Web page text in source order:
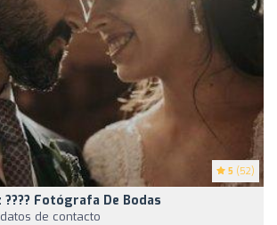
5 (52)
Fotógrafa De Bodas
de contacto